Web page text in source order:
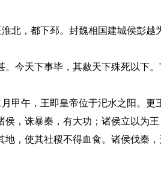
，都下邳。封魏相国建城侯彭越
今天下事毕，其赦天下殊死以下。
午，王即皇帝位于汜水之阳。更
，诛暴秦，有大功；诸侯立以为
地，使其社稷不得血食。诸侯伐秦